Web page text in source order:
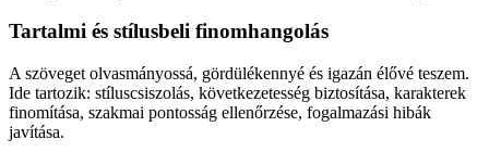
Tartalmi és stílusbeli finomhangolás
A szöveget olvasmányossá, gördülékennyé és igazán élővé teszem.
Ide tartozik: stíluscsiszolás, következetesség biztosítása, karakterek
finomítása, szakmai pontosság ellenőrzése, fogalmazási hibák
javítása.